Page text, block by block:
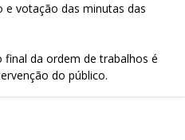
e votação das minutas das
da ordem de trabalhos é
do público.